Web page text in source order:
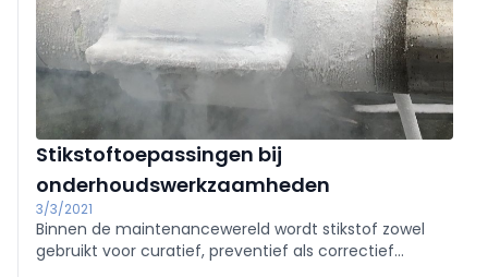
Stikstoftoepassingen bij
onderhoudswerkzaamheden
3/3/2021
Binnen de maintenancewereld wordt stikstof zowel
gebruikt voor curatief, preventief als correctief